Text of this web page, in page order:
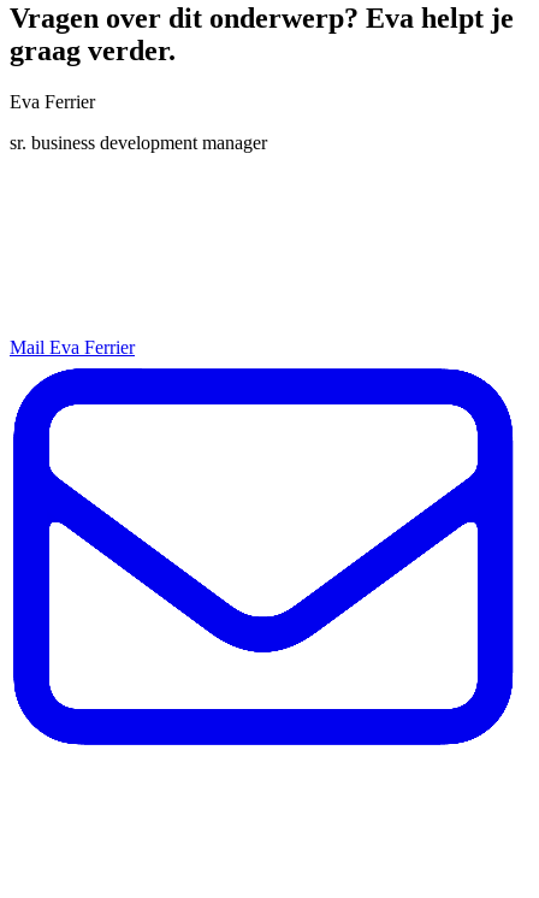
Vragen over dit onderwerp? Eva helpt je
graag verder.
Eva Ferrier
sr. business development manager
Mail Eva Ferrier